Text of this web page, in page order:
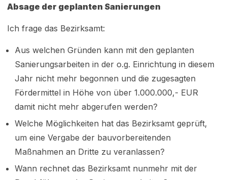
Absage der geplanten Sanierungen
Ich frage das Bezirksamt:
Aus welchen Gründen kann mit den geplanten
Sanierungsarbeiten in der o.g. Einrichtung in diesem
Jahr nicht mehr begonnen und die zugesagten
Fördermittel in Höhe von über 1.000.000,- EUR
damit nicht mehr abgerufen werden?
Welche Möglichkeiten hat das Bezirksamt geprüft,
um eine Vergabe der bauvorbereitenden
Maßnahmen an Dritte zu veranlassen?
Wann rechnet das Bezirksamt nunmehr mit der